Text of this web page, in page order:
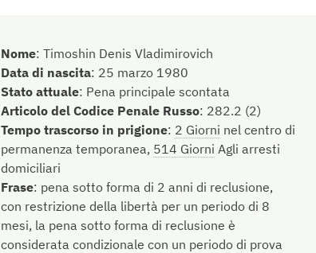
Nome:Timoshin Denis Vladimirovich
Data di nascita: 25 marzo 1980
Stato attuale: Pena principale scontata
Articolo del Codice Penale Russo: 282.2 (2)
Tempo trascorso in prigione: 2 Giorni nel centro di
permanenza temporanea, 514 Giorni Agli arresti
domiciliari
Frase: pena sotto forma di 2 anni di reclusione,
con restrizione della libertà per un periodo di 8
mesi, la pena sotto forma di reclusione è
considerata condizionale con un periodo di prova